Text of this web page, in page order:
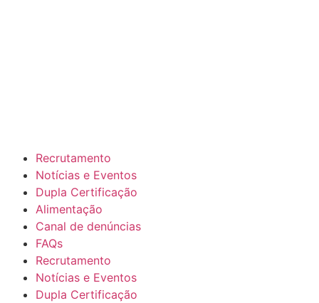
Recrutamento
Notícias e Eventos
Dupla Certificação
Alimentação
Canal de denúncias
FAQs
Recrutamento
Notícias e Eventos
Dupla Certificação